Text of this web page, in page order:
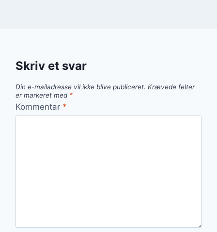
Skriv et svar
Din e-mailadresse vil ikke blive publiceret. Krævede felter
er markeret med *
Kommentar *